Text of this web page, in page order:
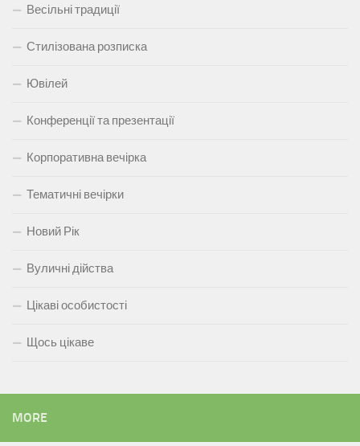
Весільні традиції
Стилізована розписка
Ювілей
Конференції та презентації
Корпоративна вечірка
Тематичні вечірки
Новий Рік
Вуличні дійства
Цікаві особистості
Щось цікаве
MORE